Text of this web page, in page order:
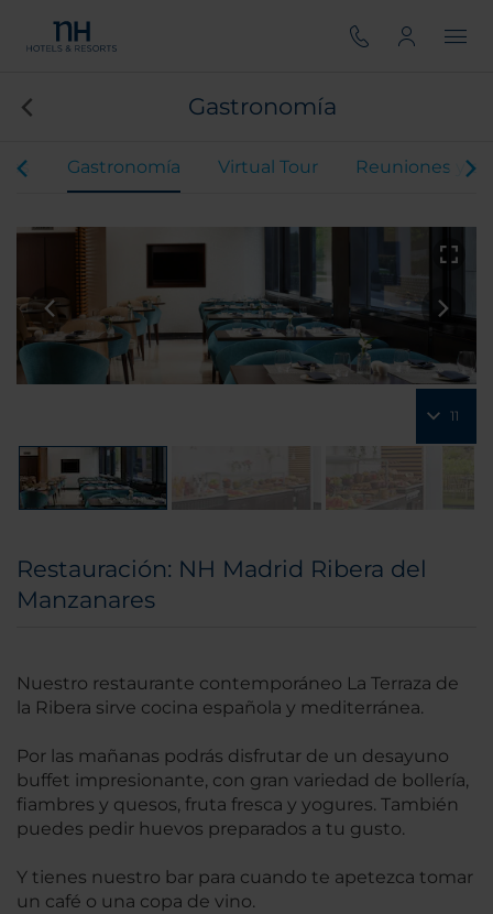
Gastronomía
Gastronomía Virtual Tour Reuniones y
11
Restauración: NH Madrid Ribera del
Manzanares
Nuestro restaurante contemporáneo La Terraza de
la Ribera sirve cocina española y mediterránea.
Por las mañanas podrás disfrutar de un desayuno
buffet impresionante, con gran variedad de bollería,
fiambres y quesos, fruta fresca y yogures. También
puedes pedir huevos preparados a tu gusto.
Y tienes nuestro bar para cuando te apetezca tomar
un café o una copa de vino.